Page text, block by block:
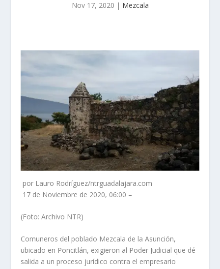
Nov 17, 2020 | Mezcala
por Lauro Rodríguez/ntrguadalajara.com
17 de Noviembre de 2020, 06:00 –
(Foto: Archivo NTR)
Comuneros del poblado Mezcala de la Asunción,
ubicado en Poncitlán, exigieron al Poder Judicial que dé
salida a un proceso jurídico contra el empresario